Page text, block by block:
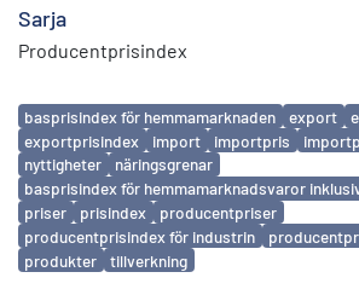
Sarja
Producentprisindex
Avainsanat
basprisindex för hemmamarknaden export
exportprisindex
import importpris
nyttigheter
näringsgrenar
basprisindex för hemmamarknadsvaror
priser
prisindex
producentpriser
producentprisindex för industrin
produkter
tillverkning